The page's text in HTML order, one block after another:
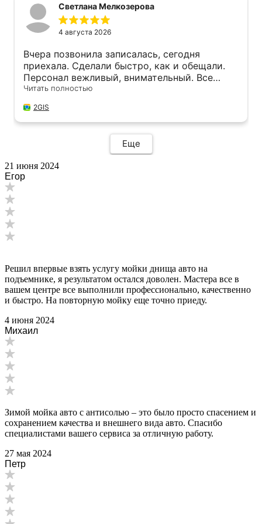
Светлана Мелкозерова
4 августа 2026
Вчера позвонила записалась, сегодня
приехала. Сделали быстро, как и обещали.
Персонал вежливый, внимательный. Все
рассказали, показали, посоветовали. Через
порядке. Спасибо за заботу о машинке.
Читать полностью
2GIS
Еще
21 июня 2024
Егор
Решил впервые взять услугу мойки днища авто на
подъемнике, я результатом остался доволен. Мастера все в
вашем центре все выполнили профессионально, качественно
и быстро. На повторную мойку еще точно приеду.
4 июня 2024
Михаил
Зимой мойка авто с антисолью – это было просто спасением и
сохранением качества и внешнего вида авто. Спасибо
специалистами вашего сервиса за отличную работу.
27 мая 2024
Петр